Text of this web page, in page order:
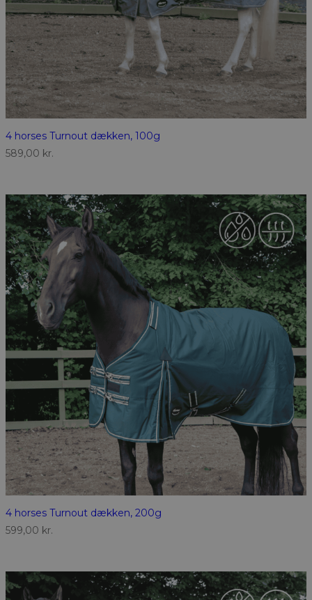
4 horses Turnout dækken, 100g
589,00 kr.
4 horses Turnout dækken, 200g
599,00 kr.